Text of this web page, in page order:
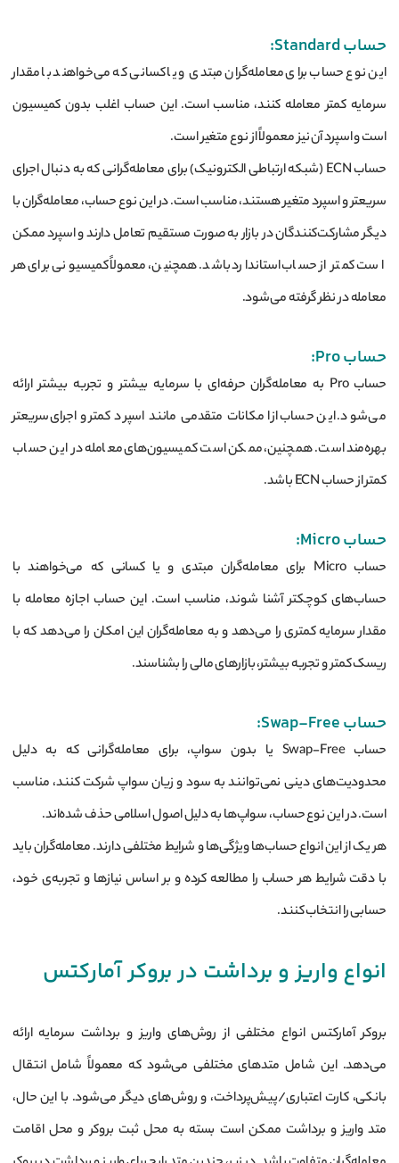
حساب Standard:
این نوع حساب برای معامله‌گران مبتدی و یا کسانی که می‌خواهند با مقدار
سرمایه کمتر معامله کنند، مناسب است. این حساب اغلب بدون کمیسیون
است و اسپرد آن نیز معمولاً از نوع متغیر است.
حساب ECN (شبکه ارتباطی الکترونیک) برای معامله‌گرانی که به دنبال اجرای
سریعتر و اسپرد متغیر هستند، مناسب است. در این نوع حساب، معامله‌گران با
دیگر مشارکت‌کنندگان در بازار به صورت مستقیم تعامل دارند و اسپرد ممکن
است کمتر از حساب استاندارد باشد. همچنین، معمولاً کمیسیونی برای هر
معامله در نظر گرفته می‌شود.
حساب Pro:
حساب Pro به معامله‌گران حرفه‌ای با سرمایه بیشتر و تجربه بیشتر ارائه
می‌شود. این حساب از امکانات متقدمی مانند اسپرد کمتر و اجرای سریعتر
بهره‌مند است. همچنین، ممکن است کمیسیون‌های معامله در این حساب
کمتر از حساب ECN باشد.
حساب Micro:
حساب Micro برای معامله‌گران مبتدی و یا کسانی که می‌خواهند با
حساب‌های کوچکتر آشنا شوند، مناسب است. این حساب اجازه معامله با
مقدار سرمایه کمتری را می‌دهد و به معامله‌گران این امکان را می‌دهد که با
ریسک کمتر و تجربه بیشتر، بازارهای مالی را بشناسند.
حساب Swap-Free:
حساب Swap-Free یا بدون سواپ، برای معامله‌گرانی که به دلیل
محدودیت‌های دینی نمی‌توانند به سود و زیان سواپ شرکت کنند، مناسب
است. در این نوع حساب، سواپ‌ها به دلیل اصول اسلامی حذف شده‌اند.
هر یک از این انواع حساب‌ها ویژگی‌ها و شرایط مختلفی دارند. معامله‌گران باید
با دقت شرایط هر حساب را مطالعه کرده و بر اساس نیازها و تجربه‌ی خود،
حسابی را انتخاب کنند.
انواع واریز و برداشت در بروکر آمارکتس
بروکر آمارکتس انواع مختلفی از روش‌های واریز و برداشت سرمایه ارائه
می‌دهد. این شامل متدهای مختلفی می‌شود که معمولاً شامل انتقال
بانکی، کارت اعتباری/پیش‌پرداخت، و روش‌های دیگر می‌شود. با این حال،
متد واریز و برداشت ممکن است بسته به محل ثبت بروکر و محل اقامت